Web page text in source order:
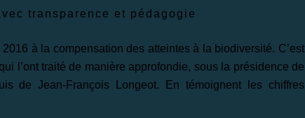
transparence et pédagogie
à la compensation des atteintes à la biodiversité. C’est
l’ont traité de manière approfondie, sous la présidence de
de Jean-François Longeot. En témoignent les chiffres